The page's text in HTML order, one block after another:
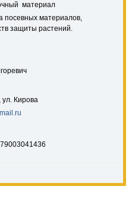
материал
посевных материалов,
защиты растений.
ул. Кирова